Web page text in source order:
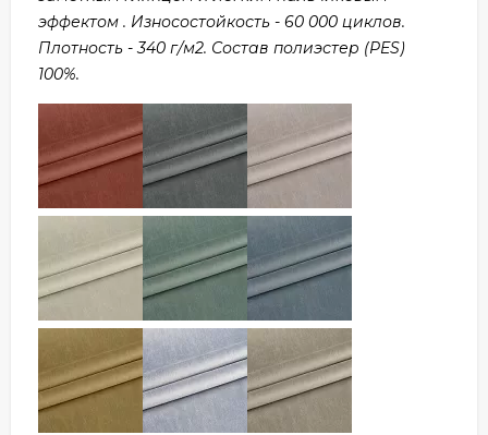
эффектом . Износостойкость - 60 000 циклов.
Плотность - 340 г/м2. Состав полиэстер (PES)
100%.